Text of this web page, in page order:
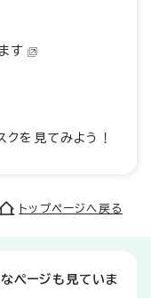
す
を見てみよう！
トップページへ戻る
ページも見ていま